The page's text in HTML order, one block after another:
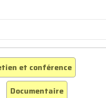
et conférence
Documentaire